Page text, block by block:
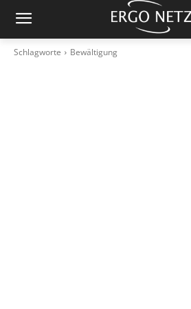
Schlagworte Bewältigung